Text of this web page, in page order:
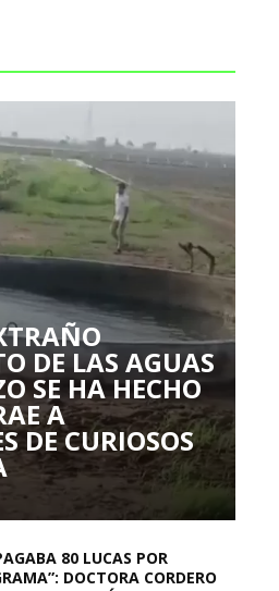
DE LAS AGUAS
SE HA HECHO
A
DE CURIOSOS
80 LUCAS POR
DOCTORA CORDERO